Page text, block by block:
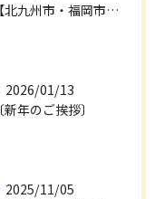
【北九州市・福岡市・行橋市】インターホンリニューアル工事・電気工事・電話工事他。お問い合わせ
2026/01/13
〔新年のご挨拶〕
2025/11/05